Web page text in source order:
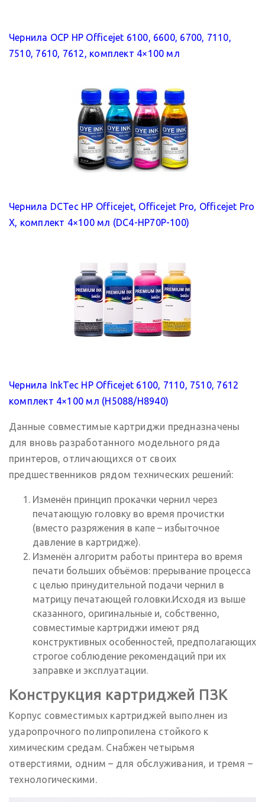
Чернила OCP HP Officejet 6100, 6600, 6700, 7110,
7510, 7610, 7612, комплект 4×100 мл
Чернила DCTec HP Officejet, Officejet Pro, Officejet Pro
X, комплект 4×100 мл (DC4-HP70P-100)
Чернила InkTec HP Officejet 6100, 7110, 7510, 7612
комплект 4×100 мл (H5088/H8940)
Данные совместимые картриджи предназначены
для вновь разработанного модельного ряда
принтеров, отличающихся от своих
предшественников рядом технических решений:
Изменён принцип прокачки чернил через
печатающую головку во время прочистки
(вместо разряжения в капе – избыточное
давление в картридже).
Изменён алгоритм работы принтера во время
печати больших объёмов: прерывание процесса
с целью принудительной подачи чернил в
матрицу печатающей головки.Исходя из выше
сказанного, оригинальные и, собственно,
совместимые картриджи имеют ряд
конструктивных особенностей, предполагающих
строгое соблюдение рекомендаций при их
заправке и эксплуатации.
Конструкция картриджей ПЗК
Корпус совместимых картриджей выполнен из
ударопрочного полипропилена стойкого к
химическим средам. Снабжен четырьмя
отверстиями, одним – для обслуживания, и тремя –
технологическими.